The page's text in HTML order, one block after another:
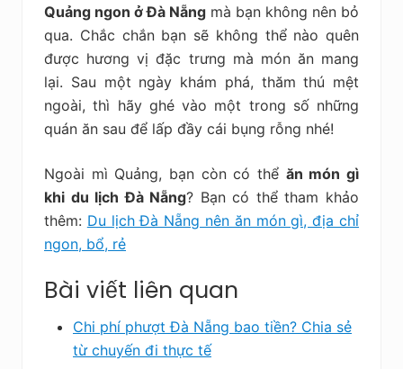
Quảng ngon ở Đà Nẵng mà bạn không nên bỏ
qua. Chắc chắn bạn sẽ không thể nào quên
được hương vị đặc trưng mà món ăn mang
lại. Sau một ngày khám phá, thăm thú mệt
ngoài, thì hãy ghé vào một trong số những
quán ăn sau để lấp đầy cái bụng rỗng nhé!
Ngoài mì Quảng, bạn còn có thể ăn món gì
khi du lịch Đà Nẵng? Bạn có thể tham khảo
thêm: Du lịch Đà Nẵng nên ăn món gì, địa chỉ
ngon, bổ, rẻ
Bài viết liên quan
Chi phí phượt Đà Nẵng bao tiền? Chia sẻ
từ chuyến đi thực tế